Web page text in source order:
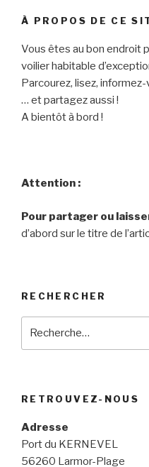
À PROPOS DE CE
Vous êtes au bon endroit
voilier habitable
Parcourez, lisez,
… et partagez aussi !
A bientôt à bord !
Attention :
Pour partager ou
d’abord sur le titre de
RECHERCHER
RETROUVEZ-NOUS
Adresse
Port du KERNEVEL
56260 Larmor-Plage